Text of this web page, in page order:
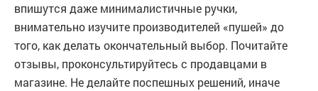
впишутся даже минималистичные ручки,
внимательно изучите производителей «пушей» до
того, как делать окончательный выбор. Почитайте
отзывы, проконсультируйтесь с продавцами в
магазине. Не делайте поспешных решений, иначе